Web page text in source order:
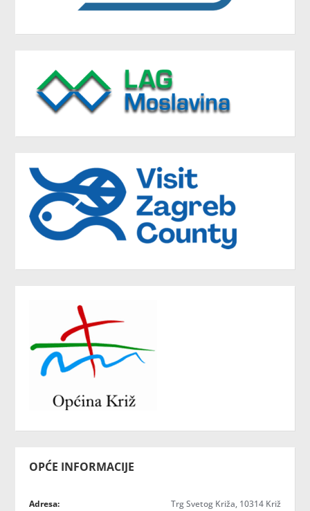
OPĆE INFORMACIJE
Adresa: Trg Svetog Križa, 10314 Križ